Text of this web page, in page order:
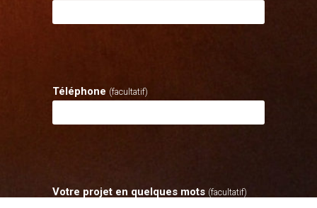
Téléphone (facultatif)
Votre projet en quelques mots (facultatif)